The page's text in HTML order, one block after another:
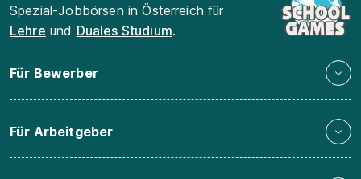
Spezial-Jobbörsen in Österreich für
Lehre und Duales Studium.
Für Bewerber
Für Arbeitgeber